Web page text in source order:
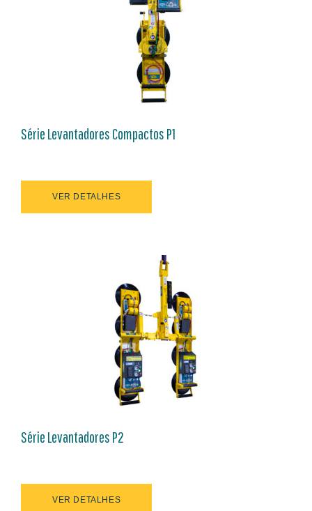
Série Levantadores Compactos P1
VER DETALHES
Série Levantadores P2
VER DETALHES